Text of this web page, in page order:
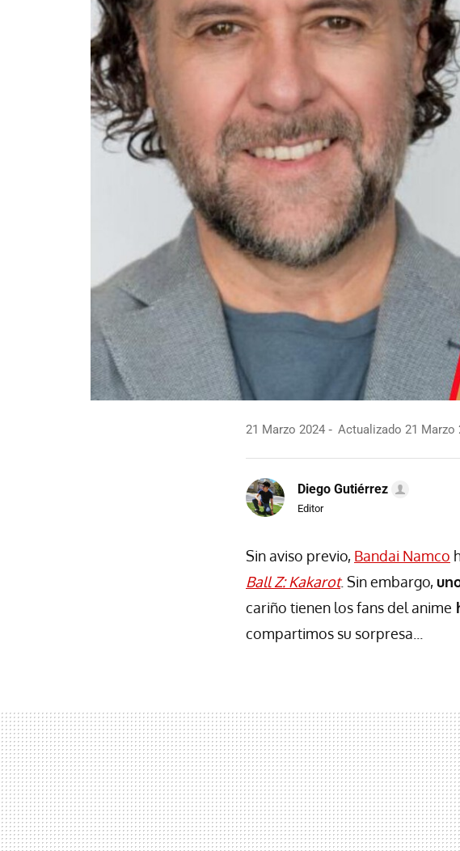
21 Marzo 2024 Actualizado 21 Marzo
Diego Gutiérrez
Editor
Sin aviso previo, Bandai Namco
Ball Z: Kakarot. Sin embargo,
cariño tienen los fans del anime
compartimos su sorpresa...